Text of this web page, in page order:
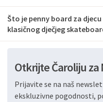
Što je penny board za
klasičnog dječjeg
Otkrijte Čaroliju za
Prijavite se na naš
ekskluzivne pogodnosti,